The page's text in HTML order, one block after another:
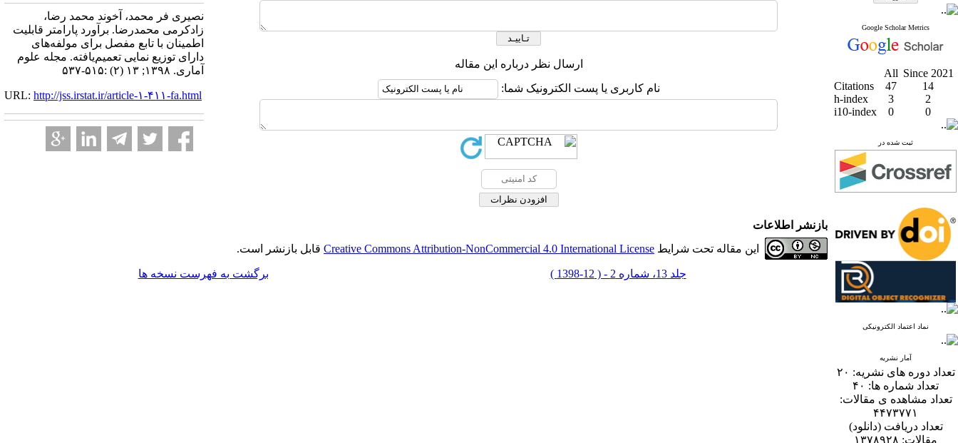
Google Scholar Metrics
All Since 2021
Citations
47
14
h-index
3
2
i10-index
0 0
ثبت شده در
نماد اعتماد الکترونیکی
آمار نشریه
تعداد دوره های نشریه: ۲۰
تعداد شماره ها: ۴۰
تعداد مشاهده ی مقالات:
۴۴۷۳۷۷۱
تعداد دریافت (دانلود)
مقالات: ۱۳۷۸۹۲۸
ارسال نظر درباره این مقاله
نام کاربری یا پست الکترونیک شما:
نصیری فر محمد، آخوند محمد رضا،
زادکرمی محمدرضا. برآورد پارامتر قابلیت
اطمینان با تابع مفصل برای مولفه‌های
دارای توزیع نمایی تعمیم‌یافته. مجله علوم
آماری. ۱۳۹۸; ۱۳ (۲) :۵۱۵-۵۳۷
URL: http://jss.irstat.ir/article-۱-۴۱۱-fa.html
بازنشر اطلاعات
این مقاله تحت شرایط Creative Commons Attribution-NonCommercial 4.0 International License قابل بازنشر است.
جلد 13، شماره 2 - ( 12-1398 ) برگشت به فهرست نسخه ها